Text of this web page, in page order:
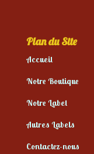
Plan du Site
Accueil
Notre Boutique
Notre Label
Autres Labels
Contactez-nous